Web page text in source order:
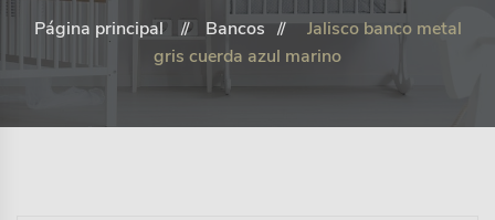
Página principal Bancos
Jalisco banco metal
gris cuerda azul marino